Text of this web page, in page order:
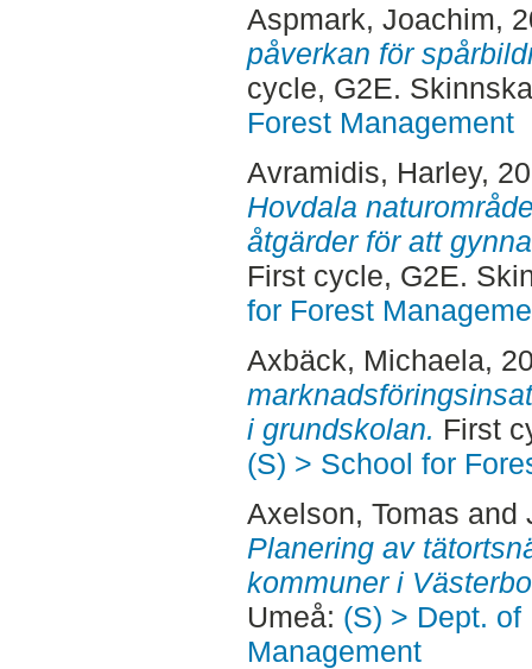
Aspmark, Joachim,
påverkan för
cycle, G2E.
Forest Management
Avramidis, Harley,
Hovdala
åtgärder för att
First cycle, G2E.
for Forest
Axbäck, Michaela,
i grundskolan. First
(S) > School for
Axelson, Tomas and
Planering av
kommuner i
Umeå: (S) > Dept.
Management